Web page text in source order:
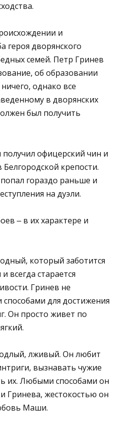
и
героя дворянского
семей. Петр Гринев
об образовании
однако все
в дворянских
был получить
офицерский чин и
крепости.
гораздо раньше и
на дуэли.
‒ в их характере и
который заботится
всегда старается
Гринев не
способами для достижения
Он просто живет по
лживый. Он любит
вызнавать чужие
их. Любыми способами он
Гринева, жестокостью он
Маши.